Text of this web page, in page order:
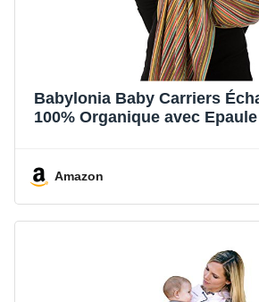
Babylonia Baby Carriers
100% Organique avec Epaule
Amazon